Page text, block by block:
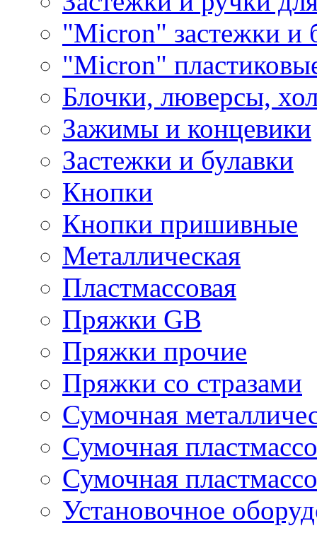
"Micron" застежки и
"Micron"
Блочки, люверсы,
Зажимы и концевики
Застежки и булавки
Кнопки
Кнопки пришивные
Металлическая
Пластмассовая
Пряжки GB
Пряжки прочие
Пряжки со стразами
Сумочная
Сумочная
Сумочная
Установочное